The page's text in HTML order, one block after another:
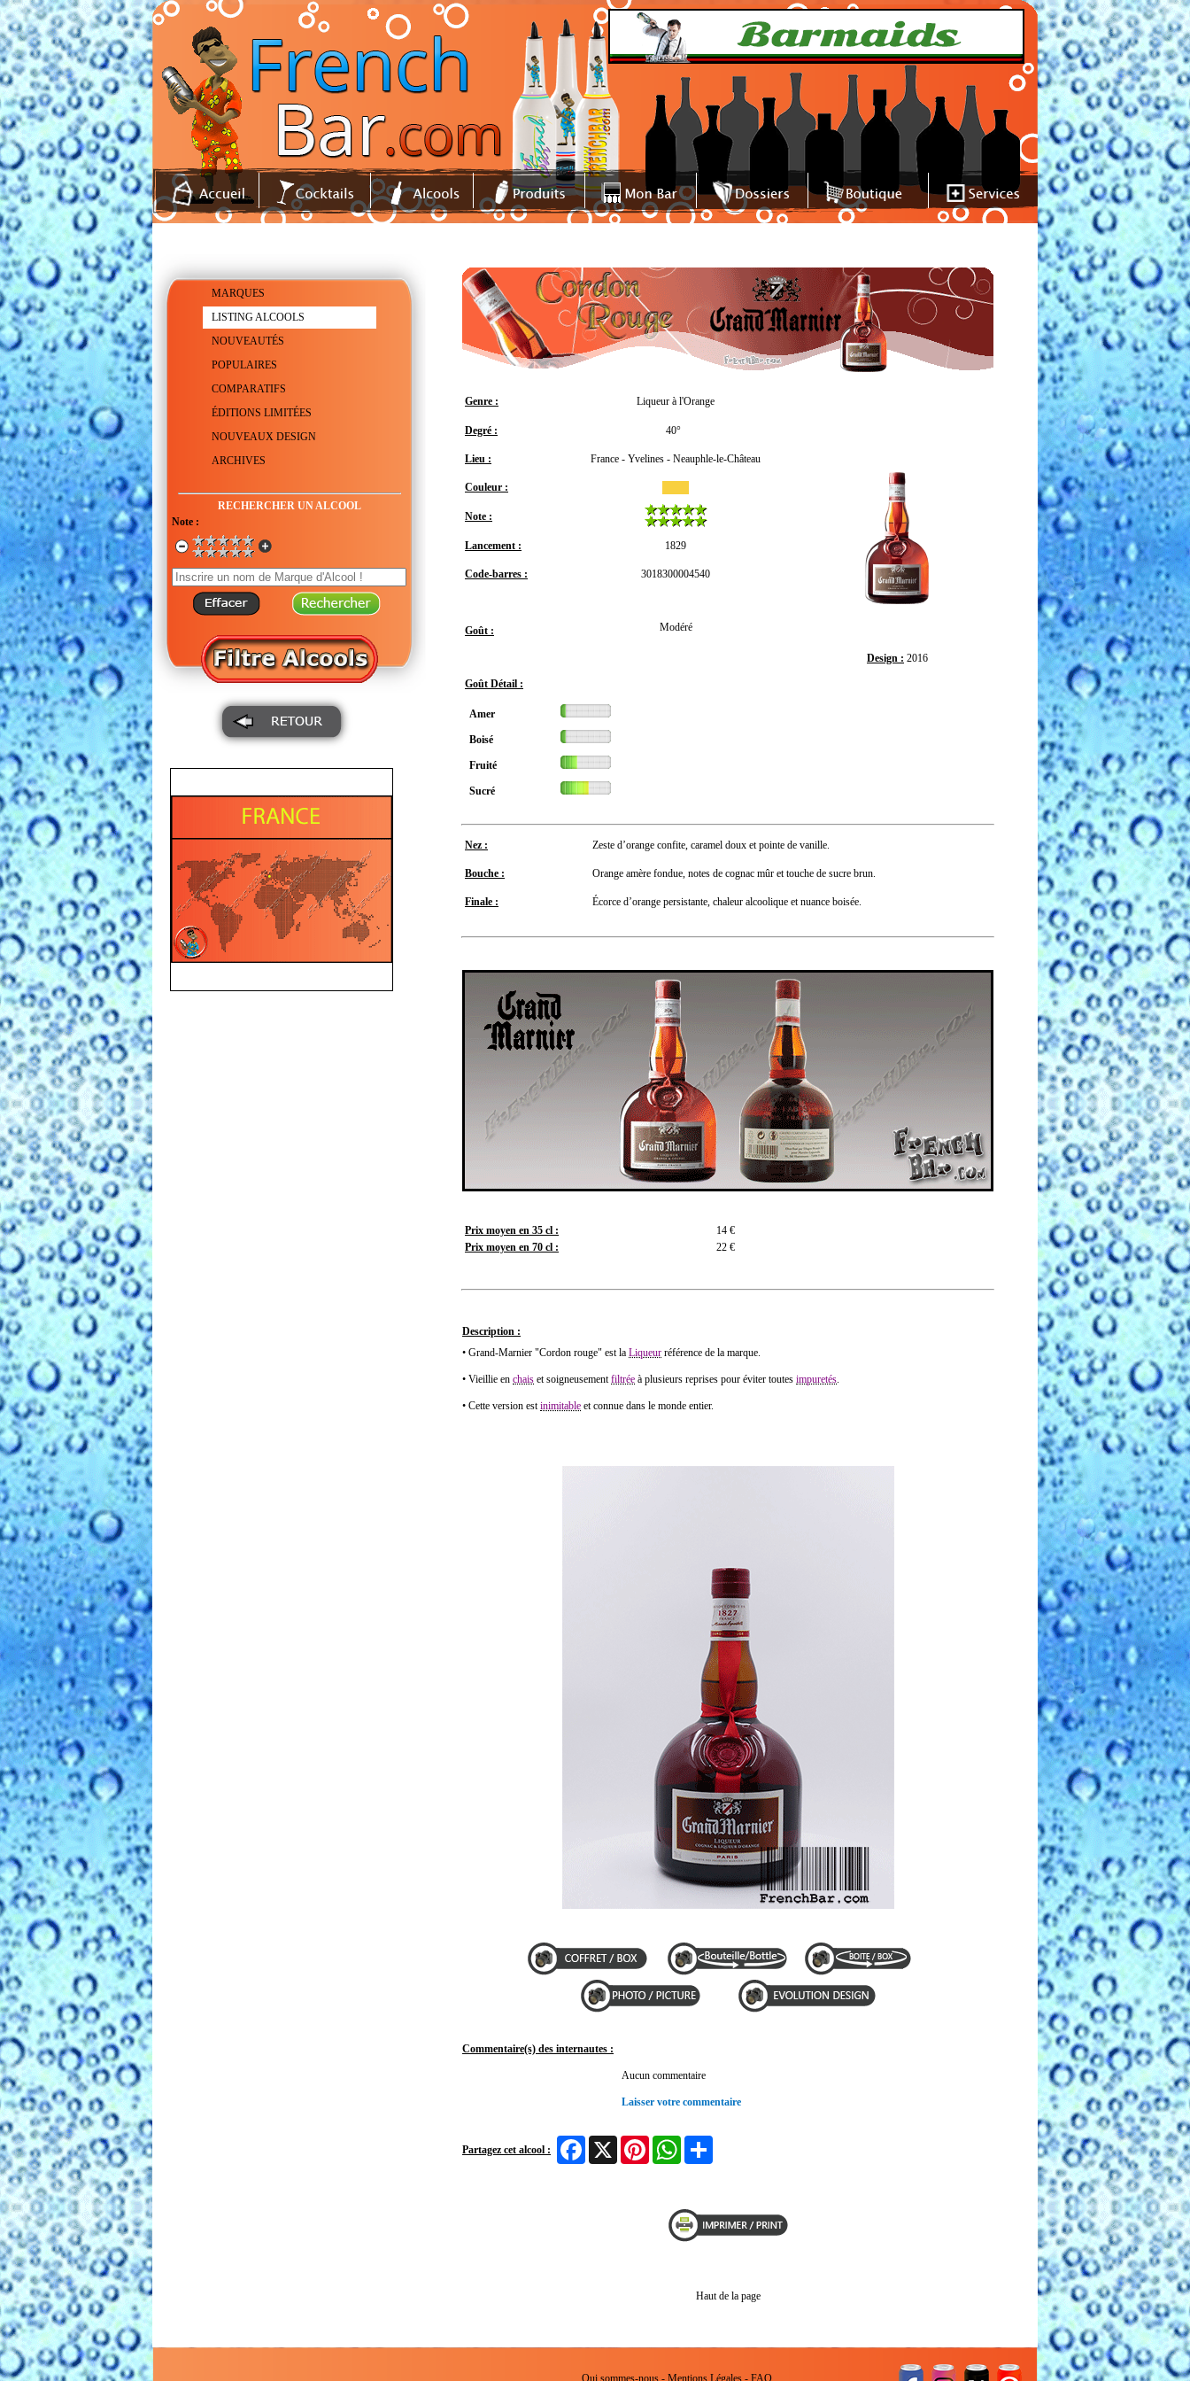
MARQUES
LISTING ALCOOLS
NOUVEAUTÉS
POPULAIRES
COMPARATIFS
ÉDITIONS LIMITÉES
NOUVEAUX DESIGN
ARCHIVES
RECHERCHER UN ALCOOL
Note :
Design : 2016
Genre : Liqueur à l'Orange
Degré : 40°
Lieu : France - Yvelines - Neauphle-le-Château
Couleur :
Note :
Lancement : 1829
Code-barres : 3018300004540
Goût : Modéré
Goût Détail :
Amer
Boisé
Fruité
Sucré
Nez : Zeste d’orange confite, caramel doux et pointe de vanille.
Bouche : Orange amère fondue, notes de cognac mûr et touche de sucre brun.
Finale : Écorce d’orange persistante, chaleur alcoolique et nuance boisée.
Prix moyen en 35 cl :
14 €
Prix moyen en 70 cl :
22 €
Description :
• Grand-Marnier "Cordon rouge" est la Liqueur référence de la marque.
• Vieillie en chais et soigneusementfiltrée à plusieurs reprises pour éviter toutes impuretés.
• Cette version estinimitable et connue dans le monde entier.
Commentaire(s) des internautes :
Aucun commentaire
Laisser votre commentaire
Partagez cet alcool :
FacebookX Pinterest WhatsApp
Haut de la page
Qui sommes-nous- Mentions Légales- FAQ